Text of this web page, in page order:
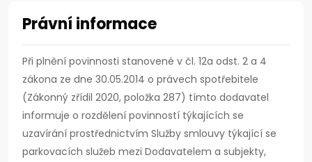
Právní informace
Při plnění povinnosti stanovené v čl. 12a odst. 2 a 4
zákona ze dne 30.05.2014 o právech spotřebitele
(Zákonný zřídil 2020, položka 287) tímto dodavatel
informuje o rozdělení povinností týkajících se
uzavírání prostřednictvím Služby smlouvy týkající se
parkovacích služeb mezi Dodavatelem a subjekty,